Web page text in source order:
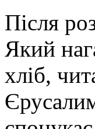
Після
Який
хліб,